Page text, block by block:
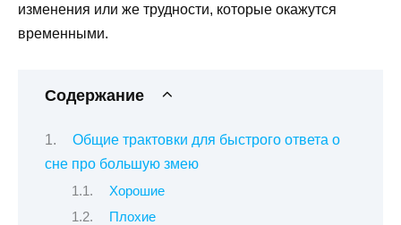
изменения или же трудности, которые окажутся
временными.
Содержание
Общие трактовки для быстрого ответа о
сне про большую змею
Хорошие
Плохие